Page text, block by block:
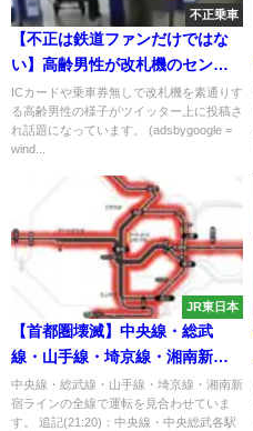
不正乗車
【不正は鉄道ファンだけではな
い】高齢男性が改札機のセンサ
ーを本で隠して無賃乗車 慣れた
手つきで常習的な犯行
ICカードや乗車券無しで改札機を素通りす
る高齢男性の様子がツイッター上に投稿さ
れ話題になっています。 (adsbygoogle =
wind...
JR東日本
【首都圏壊滅】中央線・総武
線・山手線・埼京線・湘南新宿
ラインの全線で運転見合わせ
中央線・総武線・山手線・埼京線・湘南新
宿ラインの全線で運転を見合わせていま
す。 追記(21:20)：中央線・中央総武各駅